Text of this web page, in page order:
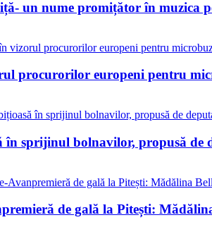
un nume promițător în muzica
procurorilor europeni pentru
în sprijinul bolnavilor, propusă de
de gală la Pitești: